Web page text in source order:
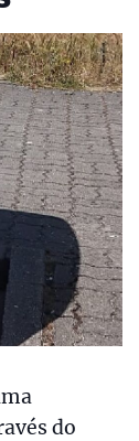
do